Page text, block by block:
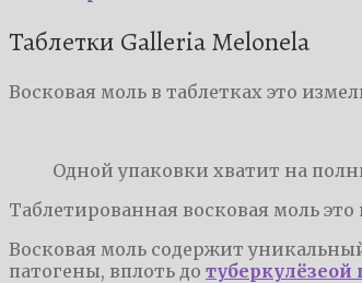
Таблетки Galleria Melonela
Восковая моль в таблетках это
Одной упаковки хватит на
Таблетированная восковая моль
Восковая моль содержит
патогены, вплоть до